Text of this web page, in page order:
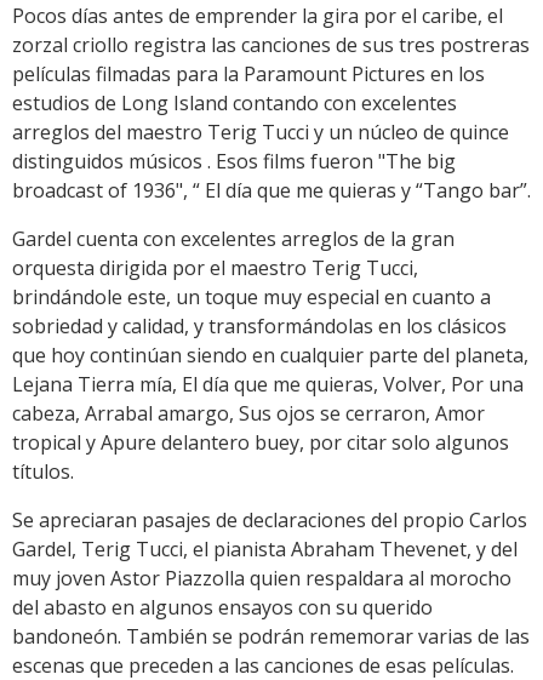
Pocos días antes de emprender la gira por el caribe, el
zorzal criollo registra las canciones de sus tres postreras
películas filmadas para la Paramount Pictures en los
estudios de Long Island contando con excelentes
arreglos del maestro Terig Tucci y un núcleo de quince
distinguidos músicos . Esos films fueron "The big
broadcast of 1936", “ El día que me quieras y “Tango bar”.
Gardel cuenta con excelentes arreglos de la gran
orquesta dirigida por el maestro Terig Tucci,
brindándole este, un toque muy especial en cuanto a
sobriedad y calidad, y transformándolas en los clásicos
que hoy continúan siendo en cualquier parte del planeta,
Lejana Tierra mía, El día que me quieras, Volver, Por una
cabeza, Arrabal amargo, Sus ojos se cerraron, Amor
tropical y Apure delantero buey, por citar solo algunos
títulos.
Se apreciaran pasajes de declaraciones del propio Carlos
Gardel, Terig Tucci, el pianista Abraham Thevenet, y del
muy joven Astor Piazzolla quien respaldara al morocho
del abasto en algunos ensayos con su querido
bandoneón. También se podrán rememorar varias de las
escenas que preceden a las canciones de esas películas.